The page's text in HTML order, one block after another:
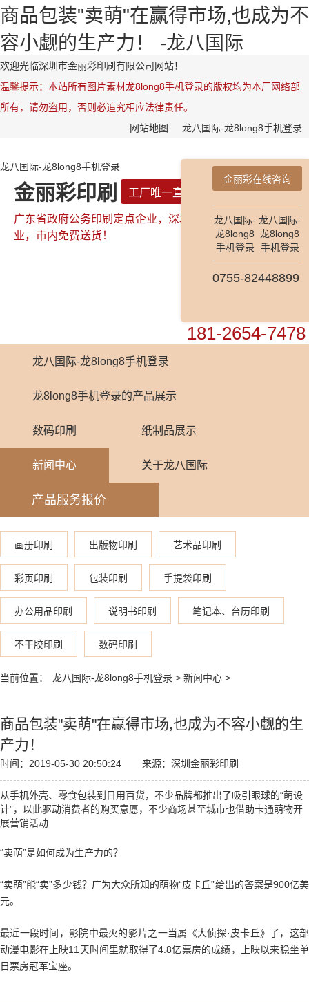
商品包装"卖萌"在赢得市场,也成为不
容小觑的生产力！ -龙八国际
欢迎光临深圳市金丽彩印刷有限公司网站！
温馨提示：本站所有图片素材龙8long8手机登录的版权均为本厂网络部
所有，请勿盗用，否则必追究相应法律责任。
网站地图
龙八国际-龙8long8手机登录
龙八国际-龙8long8手机登录
金丽彩印刷 工厂唯一直属网站
广东省政府公务印刷定点企业，深圳市政府公务印刷定点企
业，市内免费送货！
181-2654-7478
龙八国际-龙8long8手机登录
龙8long8手机登录的产品展示
数码印刷 纸制品展示
新闻中心 关于龙八国际
产品服务报价
画册印刷 出版物印刷 艺术品印刷
彩页印刷 包装印刷 手提袋印刷
办公用品印刷 说明书印刷 笔记本、台历印刷
不干胶印刷 数码印刷
当前位置： 龙八国际-龙8long8手机登录 > 新闻中心 >
商品包装"卖萌"在赢得市场,也成为不容小觑的生
产力！
时间：2019-05-30 20:50:24 来源：深圳金丽彩印刷
从手机外壳、零食包装到日用百货，不少品牌都推出了吸引眼球的“萌设
计”，以此驱动消费者的购买意愿，不少商场甚至城市也借助卡通萌物开
展营销活动
“卖萌”是如何成为生产力的？
“卖萌”能“卖”多少钱？广为大众所知的萌物“皮卡丘”给出的答案是900亿美
元。
最近一段时间，影院中最火的影片之一当属《大侦探·皮卡丘》了，这部
动漫电影在上映11天时间里就取得了4.8亿票房的成绩，上映以来稳坐单
日票房冠军宝座。
金丽彩在线咨询
龙八国际-
龙8long8
手机登录
龙八国际-
龙8long8
手机登录
0755-82448899